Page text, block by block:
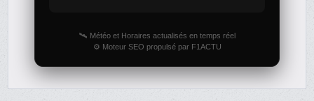
🛰️ Météo et Horaires actualisés en temps réel
⚙️ Moteur SEO propulsé par F1ACTU